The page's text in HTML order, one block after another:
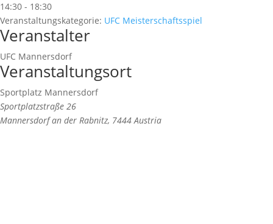
14:30 - 18:30
Veranstaltungskategorie: UFC Meisterschaftsspiel
Veranstalter
UFC Mannersdorf
Veranstaltungsort
Sportplatz Mannersdorf
Sportplatzstraße 26
Mannersdorf an der Rabnitz, 7444 Austria